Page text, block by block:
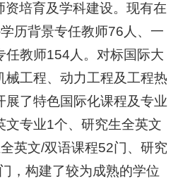
资培育及学科建设。现有在
历背景专任教师76人、一
任教师154人。对标国际大
械工程、动力工程及工程热
展了特色国际化课程及专业
文专业1个、研究生全英文
英文/双语课程52门、研究
，构建了较为成熟的学位